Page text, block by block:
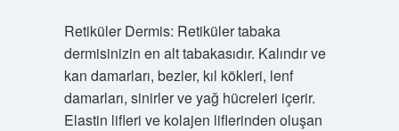
Retiküler Dermis: Retiküler tabaka
dermisinizin en alt tabakasıdır. Kalındır ve
kan damarları, bezler, kıl kökleri, lenf
damarları, sinirler ve yağ hücreleri içerir.
Elastin lifleri ve kolajen liflerinden oluşan